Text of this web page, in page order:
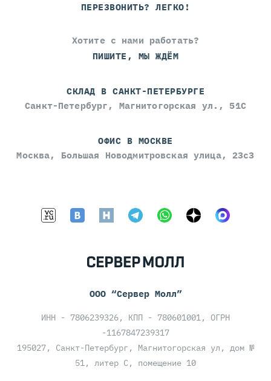
ПЕРЕЗВОНИТЬ? ЛЕГКО!
Хотите с нами работать?
ПИШИТЕ, МЫ ЖДЁМ
СКЛАД В САНКТ-ПЕТЕРБУРГЕ
Санкт-Петербург, Магнитогорская ул., 51С
ОФИС В МОСКВЕ
Москва, Большая Новодмитровская улица, 23с3
ООО “Сервер Молл”
ИНН - 7806239326, КПП - 780601001, ОГРН
-1167847239317
195027, Санкт-Петербург, Магнитогорская ул, дом №
51, литер С, помещение 10